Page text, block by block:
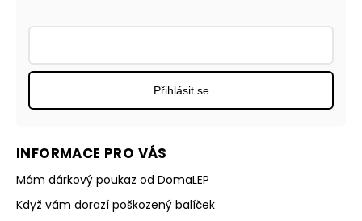
INFORMACE PRO VÁS
Mám dárkový poukaz od DomaLEP
Když vám dorazí poškozený balíček
Přihlásit se